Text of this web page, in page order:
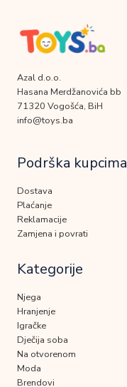
Azal d.o.o.
Hasana Merdžanovića bb
71320 Vogošća, BiH
info@toys.ba
Podrška kupcima
Dostava
Plaćanje
Reklamacije
Zamjena i povrati
Kategorije
Njega
Hranjenje
Igračke
Dječija soba
Na otvorenom
Moda
Brendovi